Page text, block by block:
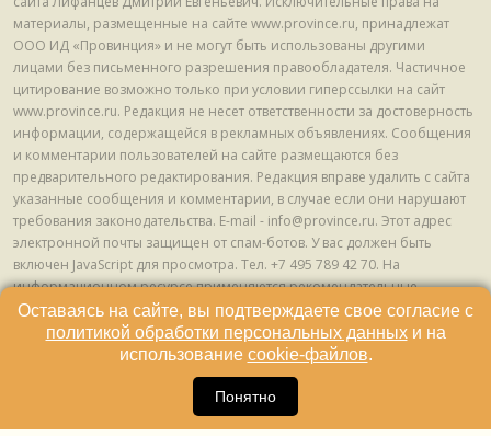
материалы, размещенные на сайте www.province.ru, принадлежат
ООО ИД «Провинция» и не могут быть использованы другими
лицами без письменного разрешения правообладателя. Частичное
цитирование возможно только при условии гиперссылки на сайт
www.province.ru. Редакция не несет ответственности за достоверность
информации, содержащейся в рекламных объявлениях. Сообщения
и комментарии пользователей на сайте размещаются без
предварительного редактирования. Редакция вправе удалить с сайта
указанные сообщения и комментарии, в случае если они нарушают
требования законодательства. E-mail - info@province.ru. Этот адрес
электронной почты защищен от спам-ботов. У вас должен быть
включен JavaScript для просмотра. Tел. +7 495 789 42 70. На
информационном ресурсе применяются рекомендательные
технологии (информационные технологии предоставления
информации на основе сбора, систематизации и анализа сведений,
относящихся к предпочтениям пользователей сети "Интернет",
находящихся на территории Российской Федерации) © ООО ИД
Оставаясь на сайте, вы подтверждаете свое согласие с
политикой обработки персональных данныхи на
использование cookie-файлов.
Понятно